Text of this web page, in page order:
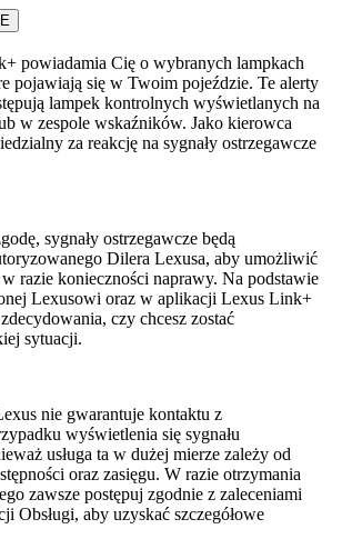
powiadamia Cię o wybranych lampkach
pojawiają się w Twoim pojeździe. Te alerty
lampek kontrolnych wyświetlanych na
w zespole wskaźników. Jako kierowca
za reakcję na sygnały ostrzegawcze
sygnały ostrzegawcze będą
Dilera Lexusa, aby umożliwić
razie konieczności naprawy. Na podstawie
Lexusowi oraz w aplikacji Lexus Link+
czy chcesz zostać
sytuacji.
nie gwarantuje kontaktu z
wyświetlenia się sygnału
usługa ta w dużej mierze zależy od
oraz zasięgu. W razie otrzymania
zawsze postępuj zgodnie z zaleceniami
Obsługi, aby uzyskać szczegółowe